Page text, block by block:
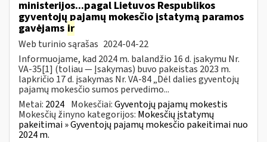
ministerijos...pagal Lietuvos Respublikos
gyventojų pajamų mokesčio įstatymą paramos
gavėjams ir
Web turinio sąrašas 2024-04-22
Informuojame, kad 2024 m. balandžio 16 d. įsakymu Nr.
VA-35[1] (toliau — Įsakymas) buvo pakeistas 2023 m.
lapkričio 17 d. įsakymas Nr. VA-84 „Dėl dalies gyventojų
pajamų mokesčio sumos pervedimo...
Metai: 2024 Mokesčiai:Gyventojų pajamų mokestis
Mokesčių žinyno kategorijos: Mokesčių įstatymų
pakeitimai » Gyventojų pajamų mokesčio pakeitimai nuo
2024 m.